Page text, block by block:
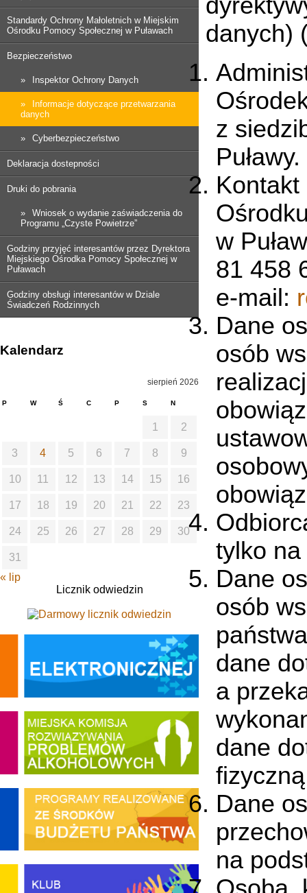
danych)
z
Puławy.
w
81 458
e-mail:
Dane
osób
tylko
Dane
osób
dane
a
dane
Dane
na
Standardy Ochrony Małoletnich w Miejskim
Ośrodku Pomocy Społecznej w Puławach
Bezpieczeństwo
Inspektor Ochrony Danych
Informacje dotyczące przetwarzania
danych
Cyberbezpieczeństwo
Deklaracja dostepności
Druki do pobrania
Wniosek o wydanie zaświadczenia do
Programu „Czyste Powietrze”
Godziny przyjęć interesantów przez Dyrektora
Miejskiego Ośrodka Pomocy Społecznej w
Puławach
Godziny obsługi interesantów w Dziale
Świadczeń Rodzinnych
Kalendarz
sierpień 2026
P W Ś C P S N
1 2
3 4 5 6 7 8 9
10 11 12 13 14 15 16
17 18 19 20 21 22 23
24 25 26 27 28 29 30
31
« lip
Licznik odwiedzin